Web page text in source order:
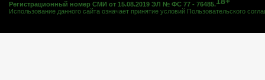
Регистрационный номер СМИ от 15.08.2019 ЭЛ № ФС 77 - 76485.
Использование данного сайта означает принятие условий Пользовательского